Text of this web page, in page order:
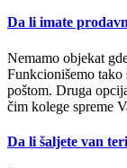
Da li imate
Nemamo objekat
Funkcionišemo tako
poštom. Druga
čim kolege spreme
Da li šaljete van